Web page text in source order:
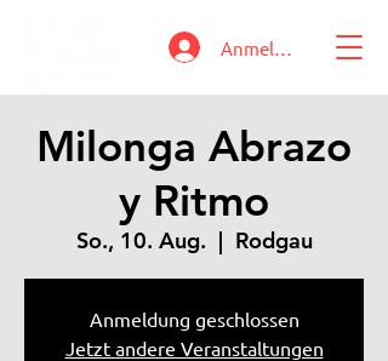
Anmelden
Milonga Abrazo
y Ritmo
So., 10. Aug.
  |
Rodgau
Anmeldung geschlossen
Jetzt andere Veranstaltungen